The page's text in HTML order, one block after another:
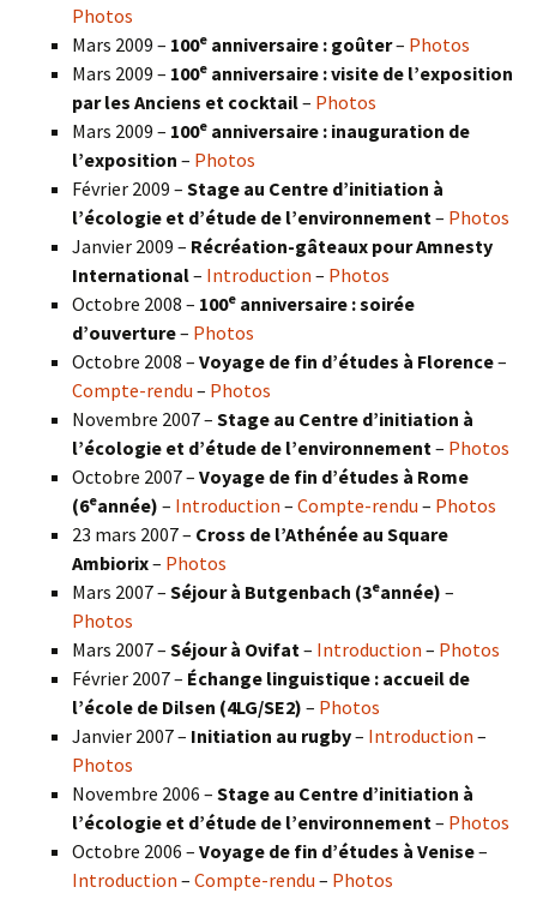
Photos
Mars 2009 – 100e anniversaire : goûter– Photos
Mars 2009 – 100e anniversaire : visite de l’exposition
par les Anciens et cocktail– Photos
Mars 2009 – 100e anniversaire : inauguration de
l’exposition – Photos
Février 2009 – Stage au Centre d’initiation à
l’écologie et d’étude de l’environnement – Photos
Janvier 2009 – Récréation-gâteaux pour Amnesty
International– Introduction – Photos
Octobre 2008 – 100e anniversaire : soirée
d’ouverture– Photos
Octobre 2008 – Voyage de fin d’études à Florence–
Compte-rendu – Photos
Novembre 2007 – Stage au Centre d’initiation à
l’écologie et d’étude de l’environnement – Photos
Octobre 2007 – Voyage de fin d’études à Rome
(6eannée) – Introduction – Compte-rendu – Photos
23 mars 2007 – Cross de l’Athénée au Square
Ambiorix– Photos
Mars 2007 – Séjour à Butgenbach (3eannée) –
Photos
Mars 2007 – Séjour à Ovifat – Introduction – Photos
Février 2007 – Échange linguistique : accueil de
l’école de Dilsen (4LG/SE2) – Photos
Janvier 2007 – Initiation au rugby– Introduction –
Photos
Novembre 2006 – Stage au Centre d’initiation à
l’écologie et d’étude de l’environnement – Photos
Octobre 2006 – Voyage de fin d’études à Venise–
Introduction – Compte-rendu – Photos